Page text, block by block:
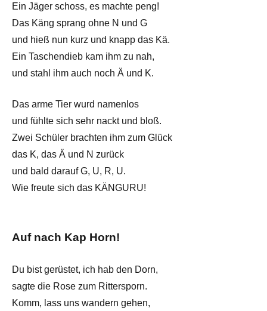
Ein Jäger schoss, es machte peng!
Das Käng sprang ohne N und G
und hieß nun kurz und knapp das Kä.
Ein Taschendieb kam ihm zu nah,
und stahl ihm auch noch Ä und K.
Das arme Tier wurd namenlos
und fühlte sich sehr nackt und bloß.
Zwei Schüler brachten ihm zum Glück
das K, das Ä und N zurück
und bald darauf G, U, R, U.
Wie freute sich das KÄNGURU!
Auf nach Kap Horn!
Du bist gerüstet, ich hab den Dorn,
sagte die Rose zum Rittersporn.
Komm, lass uns wandern gehen,